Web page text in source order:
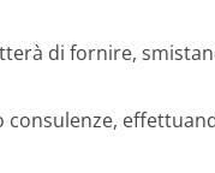
di fornire,